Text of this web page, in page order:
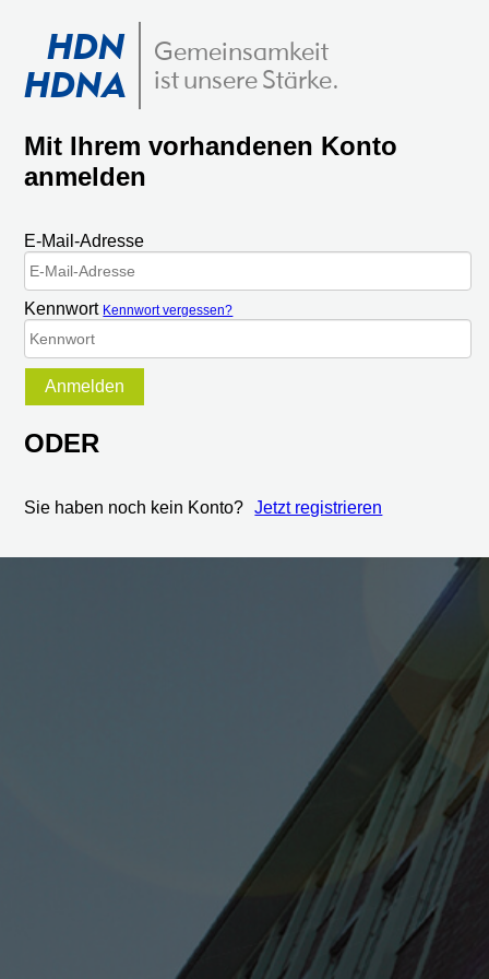
HDN
HDNA
Gemeinsamkeit
ist unsere Stärke.
Mit Ihrem vorhandenen Konto
anmelden
E-Mail-Adresse
Kennwort Kennwort vergessen?
Anmelden
ODER
Sie haben noch kein Konto? Jetzt registrieren